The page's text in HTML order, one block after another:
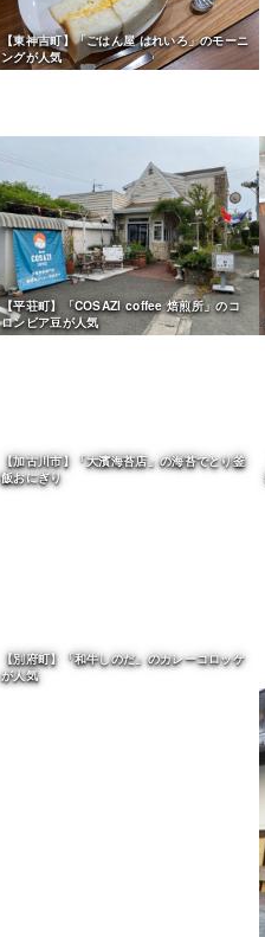
【東神吉町】「ごはん屋 はれいろ」のモーニ
ングが人気
【平荘町】「COSAZI coffee 焙煎所」のコ
ロンビア豆が人気
【加古川市】「大濱海苔店」の海苔でとり釜
飯おにぎり